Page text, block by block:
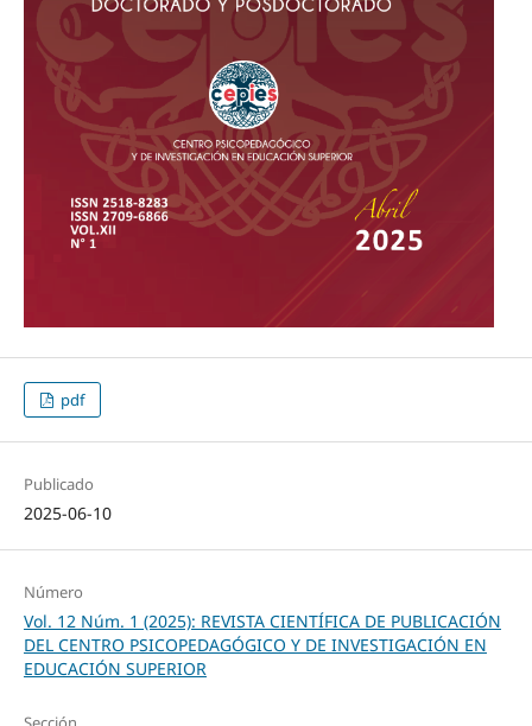
pdf
Publicado
2025-06-10
Número
Vol. 12 Núm. 1 (2025): REVISTA CIENTÍFICA DE PUBLICACIÓN
DEL CENTRO PSICOPEDAGÓGICO Y DE INVESTIGACIÓN EN
EDUCACIÓN SUPERIOR